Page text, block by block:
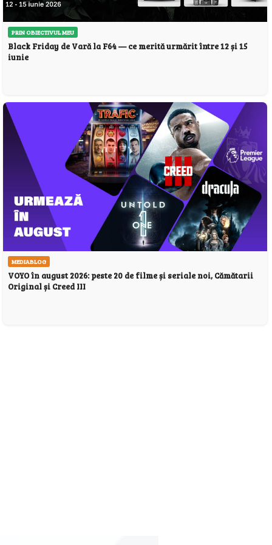
PRIN OBIECTIVUL MEU
Black Friday de Vară la F64 — ce merită urmărit între 12 și 15
iunie
MEDIABLOG
VOYO în august 2026: peste 20 de filme și seriale noi, Cămătarii
Original și Creed III